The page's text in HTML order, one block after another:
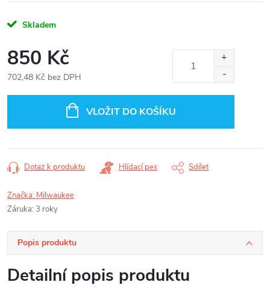
Skladem
850 Kč
702,48 Kč bez DPH
VLOŽIT DO KOŠÍKU
Dotaz k produktu Hlídací pes Sdílet
Značka: Milwaukee
Záruka: 3 roky
Popis produktu
Detailní popis produktu